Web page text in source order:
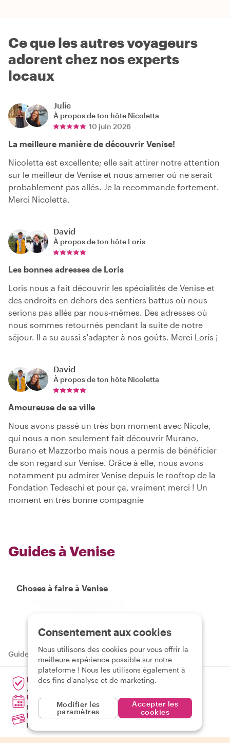
Ce que les autres voyageurs
adorent chez nos experts
locaux
Julie
À propos de ton hôte Nicoletta
10 juin 2026
La meilleure manière de découvrir Venise!
Nicoletta est excellente; elle sait attirer notre attention
sur le meilleur de Venise et nous amener où ne serait
probablement pas allés. Je la recommande fortement.
Merci Nicoletta.
David
À propos de ton hôte Loris
Les bonnes adresses de Loris
Loris nous a fait découvrir les spécialités de Venise et
des endroits en dehors des sentiers battus où nous
serions pas allés par nous-mêmes. Des adresses où
nous sommes retournés pendant la suite de notre
séjour. Il a su aussi s'adapter à nos goûts. Merci Loris ¡
David
À propos de ton hôte Nicoletta
Amoureuse de sa ville
Nous avons passé un très bon moment avec Nicole,
qui nous a non seulement fait découvrir Murano,
Burano et Mazzorbo mais nous a permis de bénéficier
de son regard sur Venise. Grâce à elle, nous avons
notamment pu admirer Venise depuis le rooftop de la
Fondation Tedeschi et pour ça, vraiment merci ! Un
moment en très bonne compagnie
Guides à Venise
Choses à faire à Venise
Guides à Italie › Guides à Venise › Italiano
Réserve en toute confiance
Annule et obtiens un remboursement jusqu'à 7 jours avant
Un changement de programme ?
Modifie facilement ta réservation
Paye comme tu veux
Paiement rapide et sécurisé dans ta devise
Consentement aux cookies
Nous utilisons des cookies pour vous offrir la
meilleure expérience possible sur notre
plateforme ! Nous les utilisons également à
des fins d'analyse et de marketing.
Modifier les
paramètres
Accepter les
cookies